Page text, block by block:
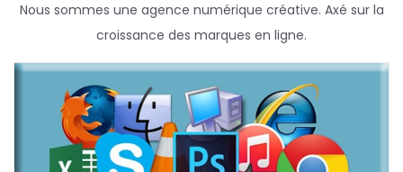
Nous sommes une agence numérique créative. Axé sur la
croissance des marques en ligne.